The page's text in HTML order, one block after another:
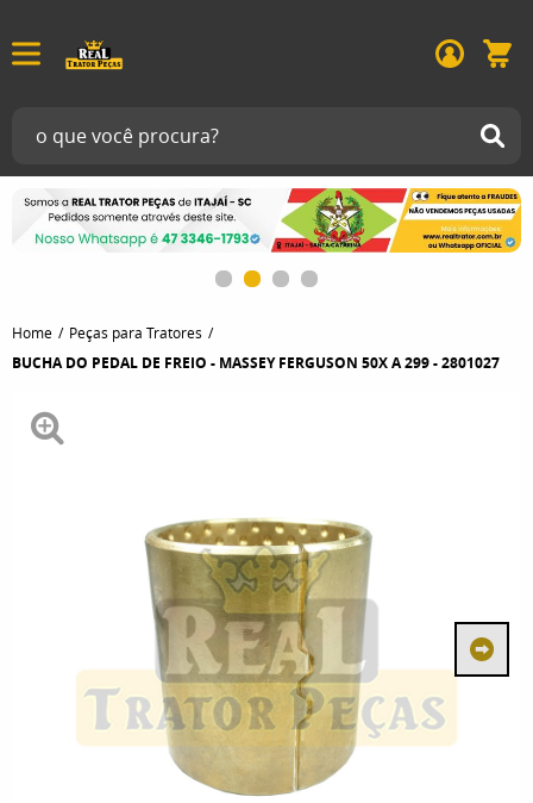
Home Peças para Tratores
BUCHA DO PEDAL DE FREIO - MASSEY FERGUSON 50X A 299 - 2801027